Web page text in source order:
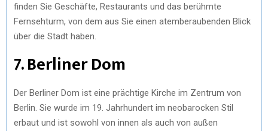
finden Sie Geschäfte, Restaurants und das berühmte
Fernsehturm, von dem aus Sie einen atemberaubenden Blick
über die Stadt haben.
7. Berliner Dom
Der Berliner Dom ist eine prächtige Kirche im Zentrum von
Berlin. Sie wurde im 19. Jahrhundert im neobarocken Stil
erbaut und ist sowohl von innen als auch von außen